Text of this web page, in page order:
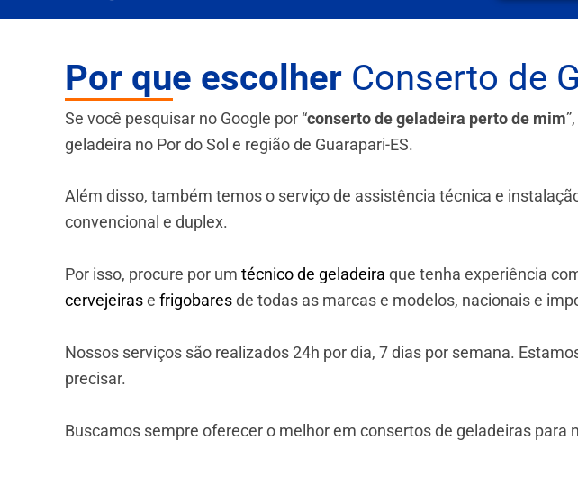
Por que escolher Conserto de
Se você pesquisar no Google por “conserto de geladeira perto de mim
geladeira no Por do Sol e região de Guarapari-ES.
Além disso, também temos o serviço de assistência técnica e
convencional e duplex.
Por isso, procure por um técnico de geladeira que tenha experiência
cervejeirase frigobaresde todas as marcas e modelos, nacionais e
Nossos serviços são realizados 24h por dia, 7 dias por semana.
precisar.
Buscamos sempre oferecer o melhor em consertos de geladeiras para